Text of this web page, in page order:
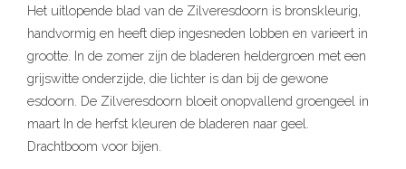
Het uitlopende blad van de Zilveresdoorn is bronskleurig,
handvormig en heeft diep ingesneden lobben en varieert in
grootte. In de zomer zijn de bladeren heldergroen met een
grijswitte onderzijde, die lichter is dan bij de gewone
esdoorn. De Zilveresdoorn bloeit onopvallend groengeel in
maart In de herfst kleuren de bladeren naar geel.
Drachtboom voor bijen.